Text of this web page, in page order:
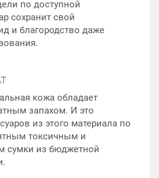
по доступной
сохранит свой
и благородство даже
кожа обладает
запахом. И это
из этого материала по
токсичным и
сумки из бюджетной